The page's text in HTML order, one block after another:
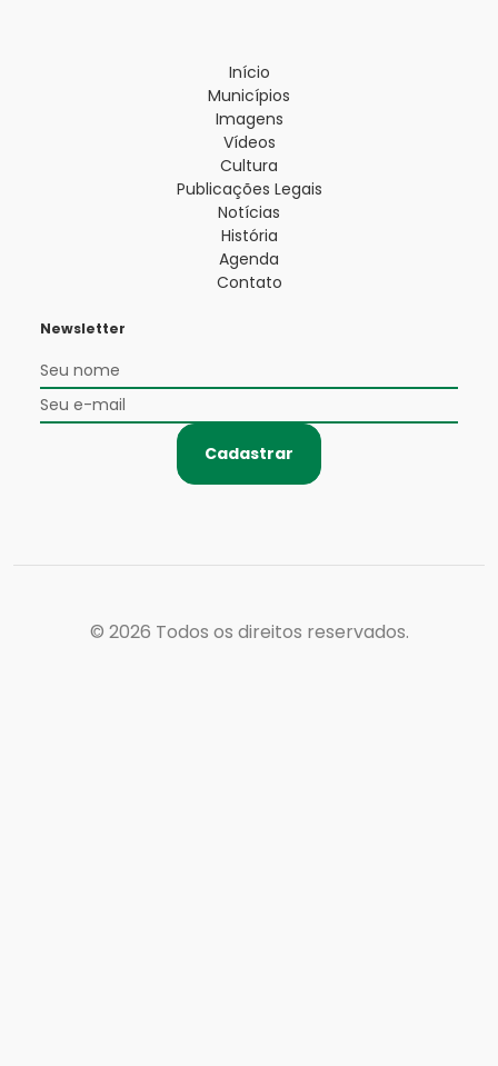
Início
Municípios
Imagens
Vídeos
Cultura
Publicações Legais
Notícias
História
Agenda
Contato
Newsletter
Cadastrar
© 2026 Todos os direitos reservados.